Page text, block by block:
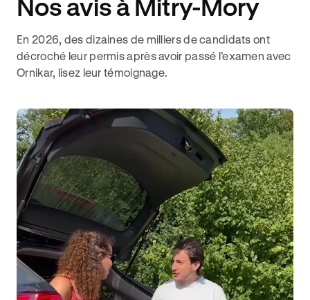
Nos avis à Mitry-Mory
En 2026, des dizaines de milliers de candidats ont
décroché leur permis après avoir passé l’examen avec
Ornikar, lisez leur témoignage.